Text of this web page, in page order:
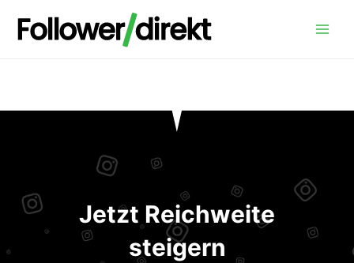
Inhalt
springen
Menu
Jetzt Reichweite
steigern